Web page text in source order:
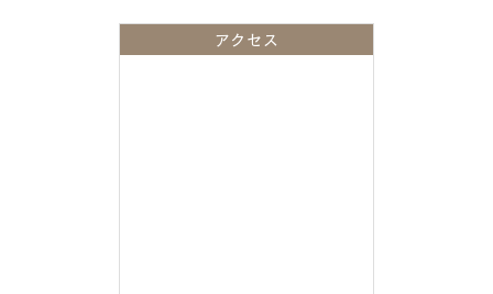
アクセス